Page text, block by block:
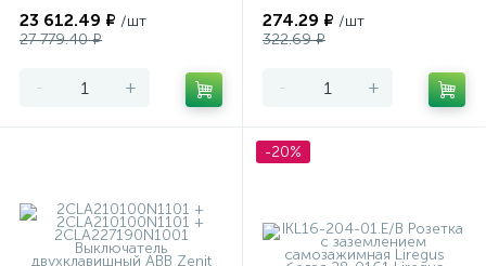
программируемый Merten
23 612.49 ₽ /шт
27 779.40 ₽
- +
274.29 ₽ /шт
322.69 ₽
- +
-20%